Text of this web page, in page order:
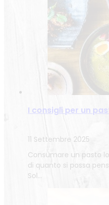
I consigli per un
11 Settembre 2025
Consumare un pasto
di quanto si possa
Sol…